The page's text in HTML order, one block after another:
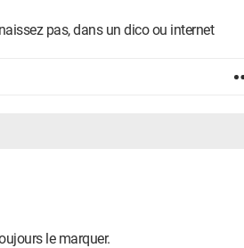
pas, dans un dico ou internet
le marquer.